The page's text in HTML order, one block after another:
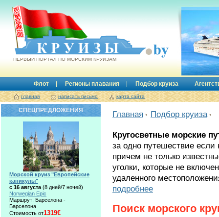
Круизы.by
ПЕРВЫЙ ПОРТАЛ ПО МОРСКИМ КРУИЗАМ
Флот Регионы плавания Подбор круиза
главная написать письмо карта сайта
Главная Подбор круиза
Кругосветные морские
за одно путешествие
причем не только
уголки, которые не
удаленного
подробнее
Поиск морского
СПЕЦПРЕДЛОЖЕНИЯ
Морской круиз "Европейские
каникулы"
с 16 августа (8 дней/7 ночей)
Norwegian Epic
Маршрут: Барселона -
Барселона
Стоимость от1319€